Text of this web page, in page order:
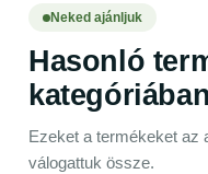
Neked ajánljuk
Hasonló
kategóriában
Ezeket a termékeket az
válogattuk össze.